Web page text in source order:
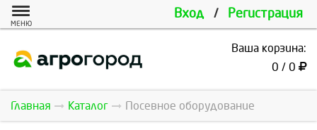
Вход / Регистрация
МЕНЮ
Ваша корзина:
0 / 0
Главная Каталог Посевное оборудование